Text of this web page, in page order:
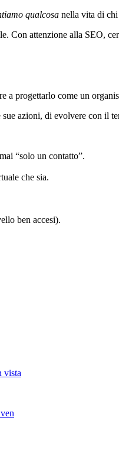
qualcosa nella vita di
attenzione alla SEO,
a progettarlo come un
azioni, di evolvere con il
“solo un contatto”.
che sia.
ben accesi).
vista